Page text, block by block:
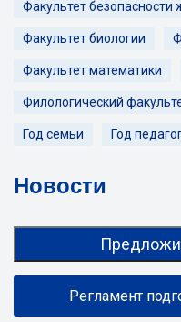
Факультет безопасности
Факультет биологии
Факультет математики
Филологический
Год семьи Год
Новости
Регламент